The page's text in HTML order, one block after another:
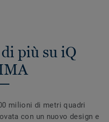
più su iQ
milioni di metri quadri
con un nuovo design e